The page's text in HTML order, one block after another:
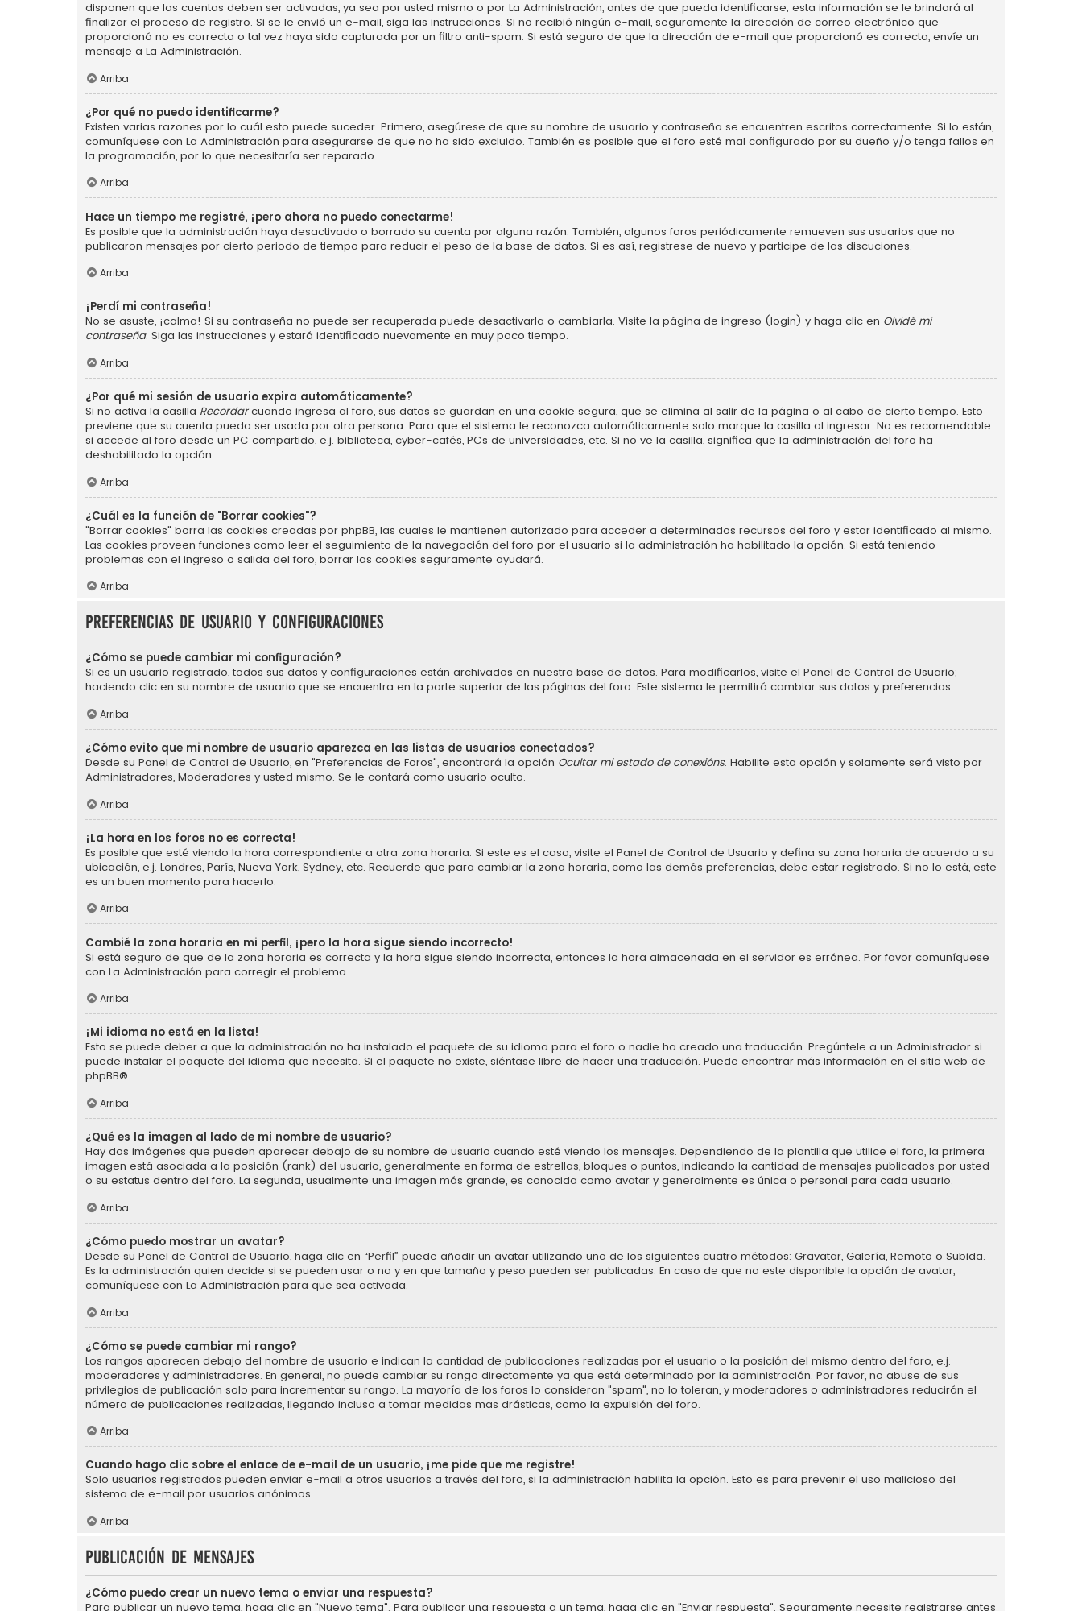
disponen que las cuentas deben ser activadas, ya sea por usted mismo o por La Administración, antes de que pueda identificarse; esta información se le brindará al
finalizar el proceso de registro. Si se le envió un e-mail, siga las instrucciones. Si no recibió ningún e-mail, seguramente la dirección de correo electrónico que
proporcionó no es correcta o tal vez haya sido capturada por un filtro anti-spam. Si está seguro de que la dirección de e-mail que proporcionó es correcta, envíe un
mensaje a La Administración.
Arriba
¿Por qué no puedo identificarme?
Existen varias razones por lo cuál esto puede suceder. Primero, asegúrese de que su nombre de usuario y contraseña se encuentren escritos correctamente. Si lo están,
comuníquese con La Administración para asegurarse de que no ha sido excluido. También es posible que el foro esté mal configurado por su dueño y/o tenga fallos en
la programación, por lo que necesitaría ser reparado.
Arriba
Hace un tiempo me registré, ¡pero ahora no puedo conectarme!
Es posible que la administración haya desactivado o borrado su cuenta por alguna razón. También, algunos foros periódicamente remueven sus usuarios que no
publicaron mensajes por cierto periodo de tiempo para reducir el peso de la base de datos. Si es así, registrese de nuevo y participe de las discuciones.
Arriba
¡Perdí mi contraseña!
No se asuste, ¡calma! Si su contraseña no puede ser recuperada puede desactivarla o cambiarla. Visite la página de ingreso (login) y haga clic en Olvidé mi
contraseña. Siga las instrucciones y estará identificado nuevamente en muy poco tiempo.
Arriba
¿Por qué mi sesión de usuario expira automáticamente?
Si no activa la casilla Recordarcuando ingresa al foro, sus datos se guardan en una cookie segura, que se elimina al salir de la página o al cabo de cierto tiempo. Esto
previene que su cuenta pueda ser usada por otra persona. Para que el sistema le reconozca automáticamente solo marque la casilla al ingresar. No es recomendable
si accede al foro desde un PC compartido, e.j. biblioteca, cyber-cafés, PCs de universidades, etc. Si no ve la casilla, significa que la administración del foro ha
deshabilitado la opción.
Arriba
¿Cuál es la función de "Borrar cookies"?
"Borrar cookies" borra las cookies creadas por phpBB, las cuales le mantienen autorizado para acceder a determinados recursos del foro y estar identificado al mismo.
Las cookies proveen funciones como leer el seguimiento de la navegación del foro por el usuario si la administración ha habilitado la opción. Si está teniendo
problemas con el ingreso o salida del foro, borrar las cookies seguramente ayudará.
Arriba
Preferencias de usuario y configuraciones
¿Cómo se puede cambiar mi configuración?
Si es un usuario registrado, todos sus datos y configuraciones están archivados en nuestra base de datos. Para modificarlos, visite el Panel de Control de Usuario;
haciendo clic en su nombre de usuario que se encuentra en la parte superior de las páginas del foro. Este sistema le permitirá cambiar sus datos y preferencias.
Arriba
¿Cómo evito que mi nombre de usuario aparezca en las listas de usuarios conectados?
Desde su Panel de Control de Usuario, en "Preferencias de Foros", encontrará la opción Ocultar mi estado de conexións. Habilite esta opción y solamente será visto por
Administradores, Moderadores y usted mismo. Se le contará como usuario oculto.
Arriba
¡La hora en los foros no es correcta!
Es posible que esté viendo la hora correspondiente a otra zona horaria. Si este es el caso, visite el Panel de Control de Usuario y defina su zona horaria de acuerdo a su
ubicación, e.j. Londres, París, Nueva York, Sydney, etc. Recuerde que para cambiar la zona horaria, como las demás preferencias, debe estar registrado. Si no lo está, este
es un buen momento para hacerlo.
Arriba
Cambié la zona horaria en mi perfil, ¡pero la hora sigue siendo incorrecto!
Si está seguro de que de la zona horaria es correcta y la hora sigue siendo incorrecta, entonces la hora almacenada en el servidor es errónea. Por favor comuníquese
con La Administración para corregir el problema.
Arriba
¡Mi idioma no está en la lista!
Esto se puede deber a que la administración no ha instalado el paquete de su idioma para el foro o nadie ha creado una traducción. Pregúntele a un Administrador si
puede instalar el paquete del idioma que necesita. Si el paquete no existe, siéntase libre de hacer una traducción. Puede encontrar más información en el sitio web de
phpBB®
Arriba
¿Qué es la imagen al lado de mi nombre de usuario?
Hay dos imágenes que pueden aparecer debajo de su nombre de usuario cuando esté viendo los mensajes. Dependiendo de la plantilla que utilice el foro, la primera
imagen está asociada a la posición (rank) del usuario, generalmente en forma de estrellas, bloques o puntos, indicando la cantidad de mensajes publicados por usted
o su estatus dentro del foro. La segunda, usualmente una imagen más grande, es conocida como avatar y generalmente es única o personal para cada usuario.
Arriba
¿Cómo puedo mostrar un avatar?
Desde su Panel de Control de Usuario, haga clic en “Perfil” puede añadir un avatar utilizando uno de los siguientes cuatro métodos: Gravatar, Galería, Remoto o Subida.
Es la administración quien decide si se pueden usar o no y en que tamaño y peso pueden ser publicadas. En caso de que no este disponible la opción de avatar,
comuníquese con La Administración para que sea activada.
Arriba
¿Cómo se puede cambiar mi rango?
Los rangos aparecen debajo del nombre de usuario e indican la cantidad de publicaciones realizadas por el usuario o la posición del mismo dentro del foro, e.j.
moderadores y administradores. En general, no puede cambiar su rango directamente ya que está determinado por la administración. Por favor, no abuse de sus
privilegios de publicación solo para incrementar su rango. La mayoría de los foros lo consideran "spam", no lo toleran, y moderadores o administradores reducirán el
número de publicaciones realizadas, llegando incluso a tomar medidas mas drásticas, como la expulsión del foro.
Arriba
Cuando hago clic sobre el enlace de e-mail de un usuario, ¡me pide que me registre!
Solo usuarios registrados pueden enviar e-mail a otros usuarios a través del foro, si la administración habilita la opción. Esto es para prevenir el uso malicioso del
sistema de e-mail por usuarios anónimos.
Arriba
Publicación de mensajes
¿Cómo puedo crear un nuevo tema o enviar una respuesta?
Para publicar un nuevo tema, haga clic en "Nuevo tema". Para publicar una respuesta a un tema, haga clic en "Enviar respuesta". Seguramente necesite registrarse antes